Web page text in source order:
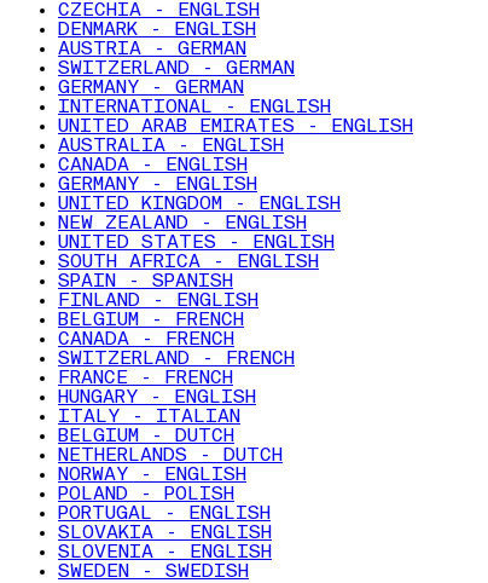
CZECHIA - ENGLISH
DENMARK - ENGLISH
AUSTRIA - GERMAN
SWITZERLAND - GERMAN
GERMANY - GERMAN
INTERNATIONAL - ENGLISH
UNITED ARAB EMIRATES - ENGLISH
AUSTRALIA - ENGLISH
CANADA - ENGLISH
GERMANY - ENGLISH
UNITED KINGDOM - ENGLISH
NEW ZEALAND - ENGLISH
UNITED STATES - ENGLISH
SOUTH AFRICA - ENGLISH
SPAIN - SPANISH
FINLAND - ENGLISH
BELGIUM - FRENCH
CANADA - FRENCH
SWITZERLAND - FRENCH
FRANCE - FRENCH
HUNGARY - ENGLISH
ITALY - ITALIAN
BELGIUM - DUTCH
NETHERLANDS - DUTCH
NORWAY - ENGLISH
POLAND - POLISH
PORTUGAL - ENGLISH
SLOVAKIA - ENGLISH
SLOVENIA - ENGLISH
SWEDEN - SWEDISH